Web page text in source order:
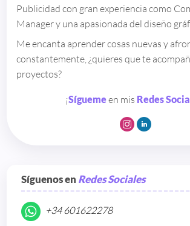
Publicidad con gran experiencia como
Manager y una apasionada del diseño
Me encanta aprender cosas nuevas y
constantemente, ¿quieres que te
proyectos?
¡Síguemeen mis Redes
Síguenos en Redes Sociales
+34 601622278